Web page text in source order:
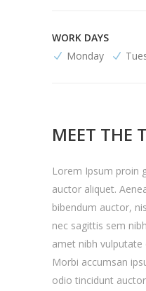
WORK DAYS
Monday
MEET THE
Lorem Ipsum proin
auctor aliquet.
bibendum auctor,
nec sagittis sem
amet nibh
Morbi accumsan
odio tincidunt